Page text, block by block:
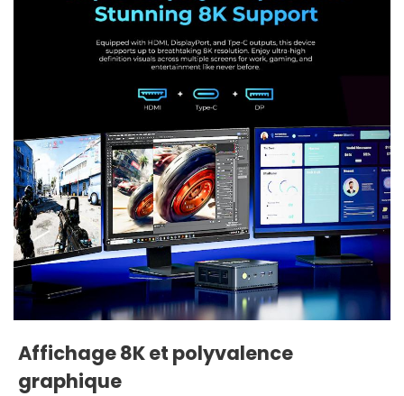
Affichage 8K et polyvalence
graphique